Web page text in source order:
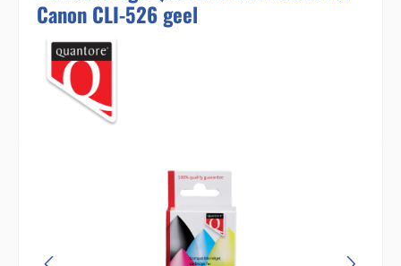
Canon CLI-526 geel
Sla de afbeeldingengalerij over